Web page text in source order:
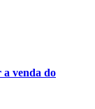
a venda do